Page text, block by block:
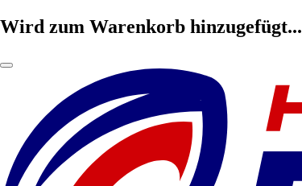
Wird zum Warenkorb hinzugefügt...